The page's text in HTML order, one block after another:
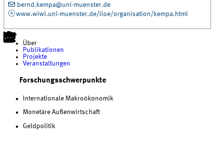
bernd.kempa@uni-muenster.de
www.wiwi.uni-muenster.de/iioe/organisation/kempa.html
Über
Publikationen
Projekte
Veranstaltungen
Forschungsschwerpunkte
Internationale Makroökonomik
Monetäre Außenwirtschaft
Geldpolitik